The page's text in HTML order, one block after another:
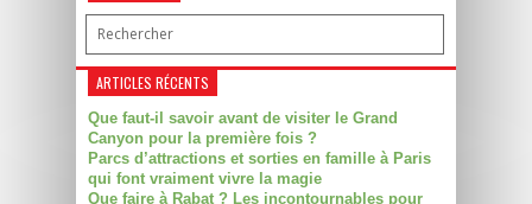
ARTICLES RÉCENTS
Que faut-il savoir avant de visiter le Grand
Canyon pour la première fois ?
Parcs d’attractions et sorties en famille à Paris
qui font vraiment vivre la magie
Que faire à Rabat ? Les incontournables pour